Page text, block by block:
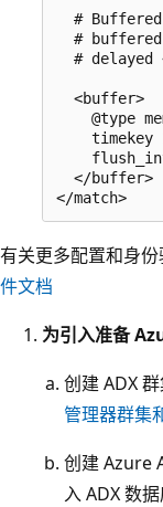
#
#
# delayed
  <buffer>
@type
timekey
  </buffer>
有关更多配置和身
件文档
为引入准备
创建 ADX
管理器群集
创建 Azure
入 ADX 数